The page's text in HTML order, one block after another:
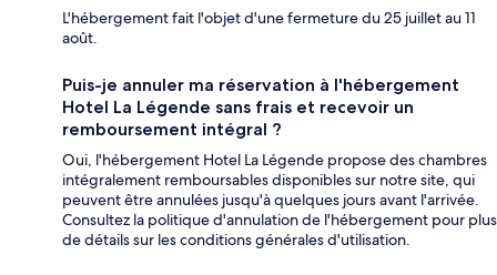
L'hébergement fait l'objet d'une fermeture du 25 juillet au 11
août.
Puis-je annuler ma réservation à l'hébergement
Hotel La Légende sans frais et recevoir un
remboursement intégral ?
Oui, l'hébergement Hotel La Légende propose des chambres
intégralement remboursables disponibles sur notre site, qui
peuvent être annulées jusqu'à quelques jours avant l'arrivée.
Consultez la politique d'annulation de l'hébergement pour plus
de détails sur les conditions générales d'utilisation.